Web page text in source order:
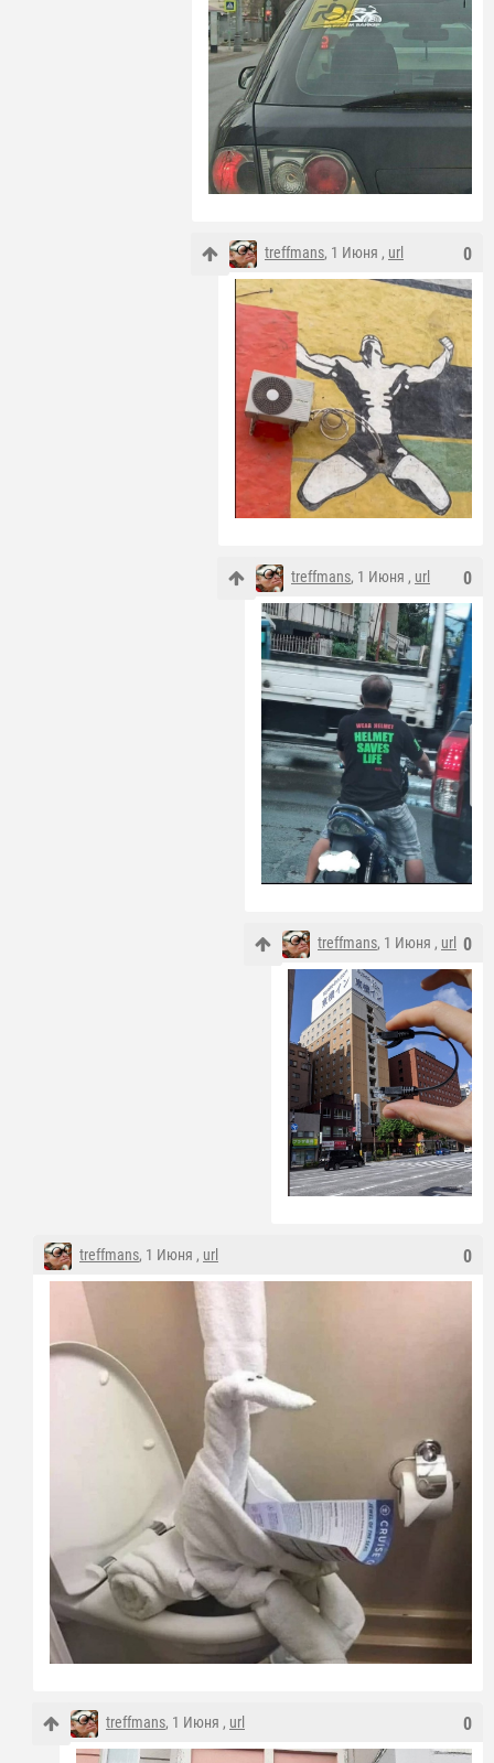
0
treffmans, 1 Июня , url
0
treffmans, 1 Июня , url
0
treffmans, 1 Июня , url
0
treffmans, 1 Июня , url
0
treffmans, 1 Июня , url